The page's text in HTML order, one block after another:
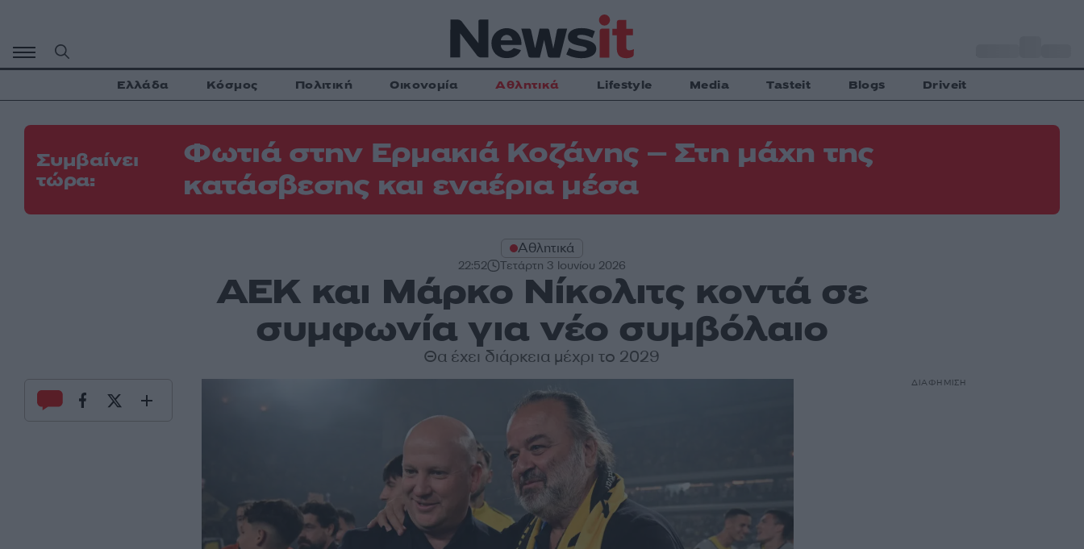
περιεχόμενο
Ελλάδα Κόσμος Πολιτική Οικονομία Αθλητικά Lifestyle Media Tasteit Blogs Driveit
Συμβαίνει
τώρα:
Φωτιά στην Ερμακιά Κοζάνης – Στη μάχη της
κατάσβεσης και εναέρια μέσα
Αθλητικά
22:52 Τετάρτη 3 Ιουνίου 2026
ΑΕΚ και Μάρκο Νίκολιτς κοντά σε
συμφωνία για νέο συμβόλαιο
Θα έχει διάρκεια μέχρι το 2029
ΔΙΑΦΗΜΙΣΗ